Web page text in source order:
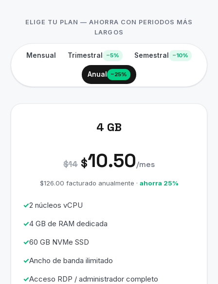
ELIGE TU PLAN — AHORRA CON PERIODOS MÁS
LARGOS
Mensual Trimestral −5% Semestral −10%
Anual −25%
4 GB
$14 $10.50/mes
$126.00 facturado anualmente · ahorra 25%
2 núcleos vCPU
4 GB de RAM dedicada
60 GB NVMe SSD
Ancho de banda ilimitado
Acceso RDP / administrador completo